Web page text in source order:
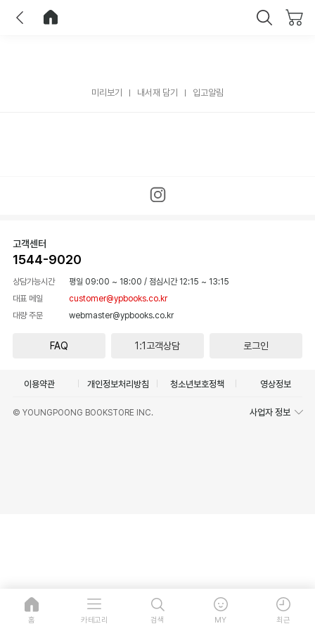
미리보기 내서재 담기 입고알림
고객센터
1544-9020
상담가능시간 평일 09:00 ~ 18:00 / 점심시간 12:15 ~ 13:15
대표 메일
customer@ypbooks.co.kr
대량 주문
webmaster@ypbooks.co.kr
FAQ 1:1고객상담 로그인
이용약관 개인정보처리방침 청소년보호정책 영상정보
© YOUNGPOONG BOOKSTORE INC. 사업자 정보
홈 카테고리 검색 MY 최근